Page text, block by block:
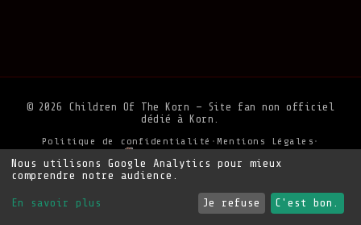
© 2026 Children Of The Korn — Site fan non officiel
dédié à Korn.
Politique de confidentialité • Mentions Légales •
Soutenir le site
Nous utilisons Google Analytics pour mieux
comprendre notre audience.
En savoir plus Je refuse C'est bon.